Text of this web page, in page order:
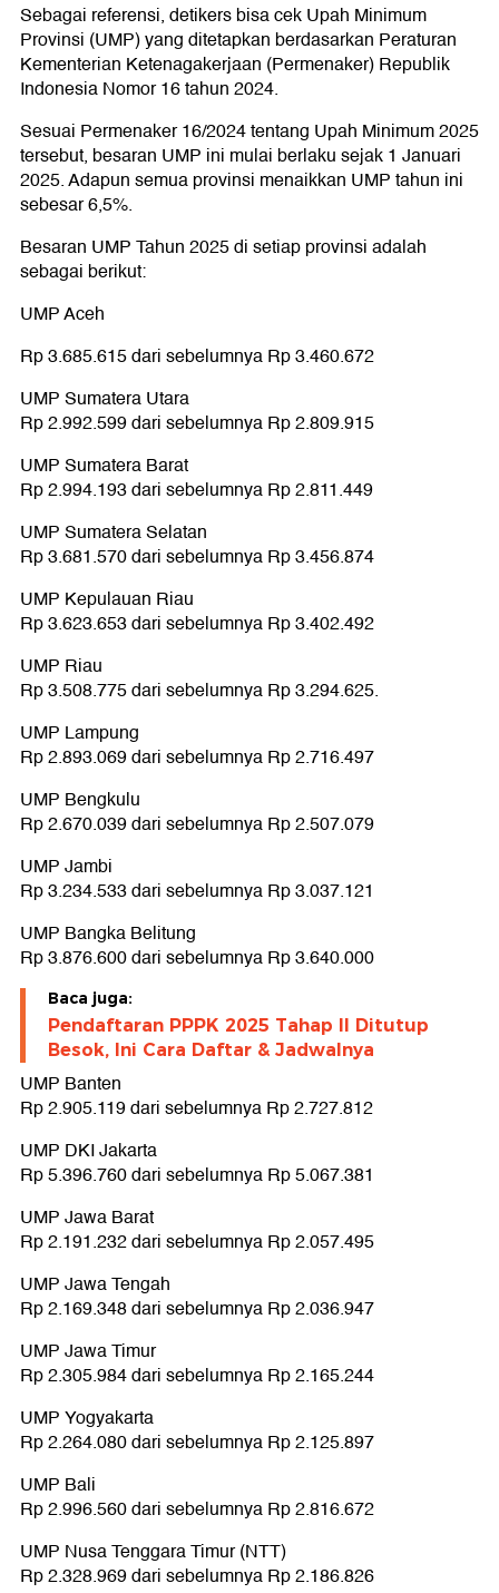
Sebagai referensi, detikers bisa cek Upah Minimum
Provinsi (UMP) yang ditetapkan berdasarkan Peraturan
Kementerian Ketenagakerjaan (Permenaker) Republik
Indonesia Nomor 16 tahun 2024.
Sesuai Permenaker 16/2024 tentang Upah Minimum 2025
tersebut, besaran UMP ini mulai berlaku sejak 1 Januari
2025. Adapun semua provinsi menaikkan UMP tahun ini
sebesar 6,5%.
Besaran UMP Tahun 2025 di setiap provinsi adalah
sebagai berikut:
UMP Aceh
Rp 3.685.615 dari sebelumnya Rp 3.460.672
UMP Sumatera Utara
Rp 2.992.599 dari sebelumnya Rp 2.809.915
UMP Sumatera Barat
Rp 2.994.193 dari sebelumnya Rp 2.811.449
UMP Sumatera Selatan
Rp 3.681.570 dari sebelumnya Rp 3.456.874
UMP Kepulauan Riau
Rp 3.623.653 dari sebelumnya Rp 3.402.492
UMP Riau
Rp 3.508.775 dari sebelumnya Rp 3.294.625.
UMP Lampung
Rp 2.893.069 dari sebelumnya Rp 2.716.497
UMP Bengkulu
Rp 2.670.039 dari sebelumnya Rp 2.507.079
UMP Jambi
Rp 3.234.533 dari sebelumnya Rp 3.037.121
UMP Bangka Belitung
Rp 3.876.600 dari sebelumnya Rp 3.640.000
Baca juga:
Pendaftaran PPPK 2025 Tahap II Ditutup
Besok, Ini Cara Daftar & Jadwalnya
UMP Banten
Rp 2.905.119 dari sebelumnya Rp 2.727.812
UMP DKI Jakarta
Rp 5.396.760 dari sebelumnya Rp 5.067.381
UMP Jawa Barat
Rp 2.191.232 dari sebelumnya Rp 2.057.495
UMP Jawa Tengah
Rp 2.169.348 dari sebelumnya Rp 2.036.947
UMP Jawa Timur
Rp 2.305.984 dari sebelumnya Rp 2.165.244
UMP Yogyakarta
Rp 2.264.080 dari sebelumnya Rp 2.125.897
UMP Bali
Rp 2.996.560 dari sebelumnya Rp 2.816.672
UMP Nusa Tenggara Timur (NTT)
Rp 2.328.969 dari sebelumnya Rp 2.186.826